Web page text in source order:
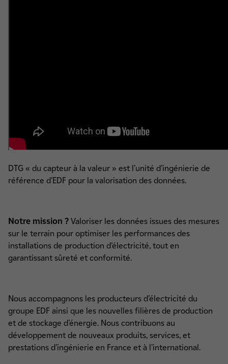
DTG « du capteur à la valeur » est l’unité d’ingénierie de
référence d’EDF pour la valorisation des données.
Notre mission ? Valoriser les données issues des mesures
sur le terrain pour optimiser les performances des
installations de production d’électricité, tout en
garantissant sûreté et conformité.
Nous accompagnons les producteurs d’électricité du
groupe EDF ainsi que les nouvelles filières de production
et de stockage d’énergie. Nous contribuons au
développement de nouveaux produits, services, et
prestations d’ingénierie en France et à l’international.